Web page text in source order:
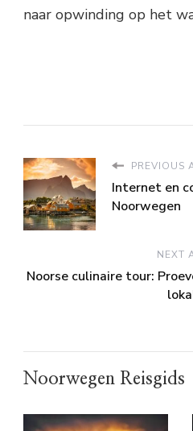
naar opwinding op het
PREVIOUS
Internet en
Noorwegen
NEXT
Noorse culinaire tour:
Noorwegen Reisgids